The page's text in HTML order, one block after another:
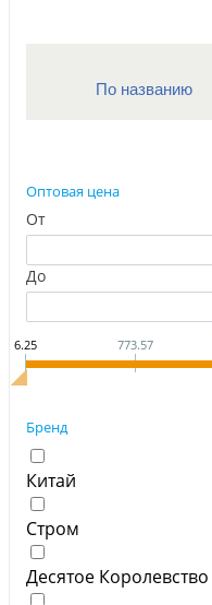
По названию
Оптовая цена
От
До
6.25 773.57
Бренд
Китай
Стром
Десятое Королевство